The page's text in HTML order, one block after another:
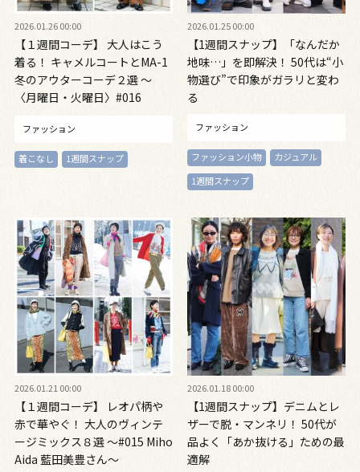
2026.01.26 00:00
【１週間コーデ】 大人はこう
着る！ キャメルコートとMA-1
冬のアウターコーデ２選 ～
〈月曜日・火曜日〉#016
ファッション
着こなし 1週間スナップ
2026.01.25 00:00
【1週間スナップ】「なんだか
地味…」を即解決！ 50代は“小
物選び”で印象がガラリと変わ
る
ファッション
ファッション小物
カジュアル
1週間スナップ
2026.01.21 00:00
【１週間コーデ】 レオパ柄や
赤で華やぐ！ 大人のヴィンテ
ージミックス８選 ～#015 Miho
Aida 藍田美豊さん～
2026.01.18 00:00
【1週間スナップ】デニムとレ
ザーで脱・マンネリ！ 50代が
品よく「あか抜ける」ための最
適解